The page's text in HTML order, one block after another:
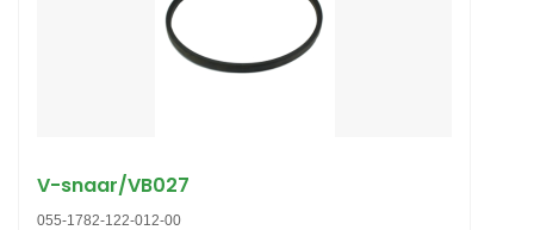
V-snaar/VB027
055-1782-122-012-00